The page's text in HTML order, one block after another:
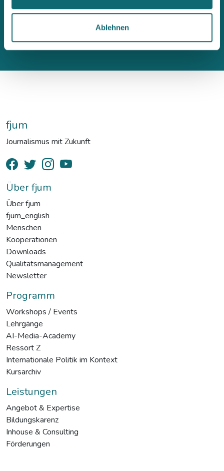
Ablehnen
fjum
Journalismus mit Zukunft
Über fjum
Über fjum
fjum_english
Menschen
Kooperationen
Downloads
Qualitätsmanagement
Newsletter
Programm
Workshops / Events
Lehrgänge
AI-Media-Academy
Ressort Z
Internationale Politik im Kontext
Kursarchiv
Leistungen
Angebot & Expertise
Bildungskarenz
Inhouse & Consulting
Förderungen